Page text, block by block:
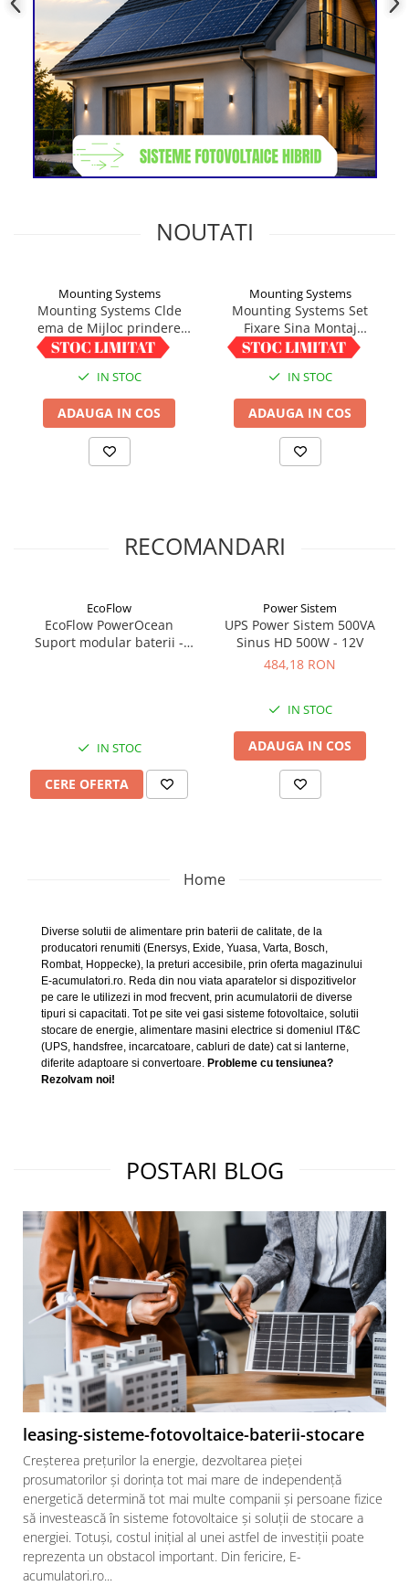
NOUTATI
Mounting Systems
Mounting Systems Clde
ema de Mijloc prindere
Modul Fotovoltaic 33-45mm,
Impamantare integrata
5,00 RON
IN STOC
ADAUGA IN COS
Mounting Systems
Mounting Systems Set
Fixare Sina Montaj
Structura Fotovoltaica - 20
Bucati
2,01 RON
IN STOC
ADAUGA IN COS
RECOMANDARI
EcoFlow
EcoFlow PowerOcean
Suport modular baterii -
IN STOC
CERE OFERTA
Power Sistem
UPS Power Sistem 500VA
Sinus HD 500W - 12V
484,18 RON
IN STOC
ADAUGA IN COS
Home
Diverse solutii de alimentare prin baterii de calitate, de la
producatori renumiti (Enersys, Exide, Yuasa, Varta, Bosch,
Rombat, Hoppecke), la preturi accesibile, prin oferta magazinului
E-acumulatori.ro. Reda din nou viata aparatelor si dispozitivelor
pe care le utilizezi in mod frecvent, prin acumulatorii de diverse
tipuri si capacitati. Tot pe site vei gasi sisteme fotovoltaice, solutii
stocare de energie, alimentare masini electrice si domeniul IT&C
(UPS, handsfree, incarcatoare, cabluri de date) cat si lanterne,
diferite adaptoare si convertoare. Probleme cu tensiunea?
Rezolvam noi!
POSTARI BLOG
leasing-sisteme-fotovoltaice-baterii-stocare
Creșterea prețurilor la energie, dezvoltarea pieței
prosumatorilor și dorința tot mai mare de independență
energetică determină tot mai multe companii și persoane fizice
să investească în sisteme fotovoltaice și soluții de stocare a
energiei. Totuși, costul inițial al unei astfel de investiții poate
reprezenta un obstacol important. Din fericire, E-
acumulatori.ro...